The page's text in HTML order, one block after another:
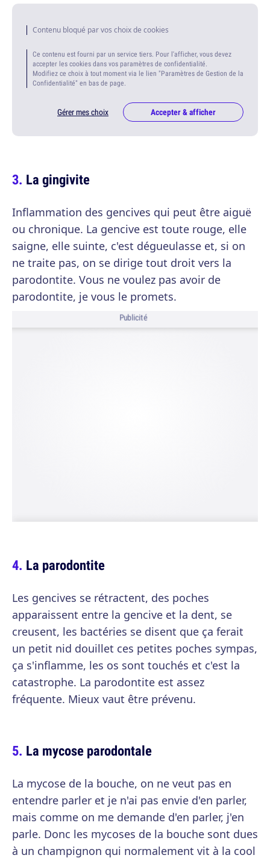
Contenu bloqué par vos choix de cookies
Ce contenu est fourni par un service tiers. Pour l'afficher, vous devez
accepter les cookies dans vos paramètres de confidentialité.
Modifiez ce choix à tout moment via le lien "Paramètres de Gestion de la
Confidentialité" en bas de page.
Gérer mes choix Accepter & afficher
La gingivite
Inflammation des gencives qui peut être aiguë
ou chronique. La gencive est toute rouge, elle
saigne, elle suinte, c'est dégueulasse et, si on
ne traite pas, on se dirige tout droit vers la
parodontite. Vous ne voulez pas avoir de
parodontite, je vous le promets.
Publicité
La parodontite
Les gencives se rétractent, des poches
apparaissent entre la gencive et la dent, se
creusent, les bactéries se disent que ça ferait
un petit nid douillet ces petites poches sympas,
ça s'inflamme, les os sont touchés et c'est la
catastrophe. La parodontite est assez
fréquente. Mieux vaut être prévenu.
La mycose parodontale
La mycose de la bouche, on ne veut pas en
entendre parler et je n'ai pas envie d'en parler,
mais comme on me demande d'en parler, j'en
parle. Donc les mycoses de la bouche sont dues
à un champignon qui normalement vit à la cool